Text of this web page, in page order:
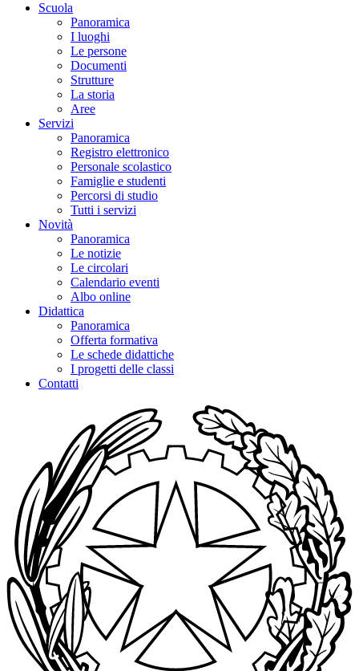
Scuola
Panoramica
I luoghi
Le persone
Documenti
Strutture
La storia
Aree
Servizi
Panoramica
Registro elettronico
Personale scolastico
Famiglie e studenti
Percorsi di studio
Tutti i servizi
Novità
Panoramica
Le notizie
Le circolari
Calendario eventi
Albo online
Didattica
Panoramica
Offerta formativa
Le schede didattiche
I progetti delle classi
Contatti